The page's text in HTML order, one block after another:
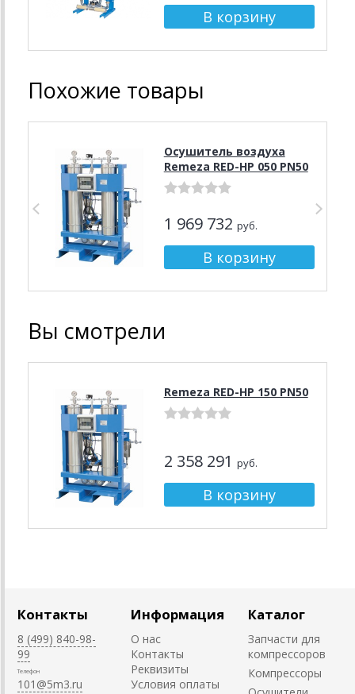
Похожие товары
Осушитель воздуха
Remeza RED-HP 050 PN50
1 969 732 руб.
Вы смотрели
Remeza RED-HP 150 PN50
2 358 291 руб.
Контакты
8 (499) 840-98-
99
Телефон
101@5m3.ru
Информация
О нас
Контакты
Реквизиты
Условия оплаты
Каталог
Запчасти для
компрессоров
Компрессоры